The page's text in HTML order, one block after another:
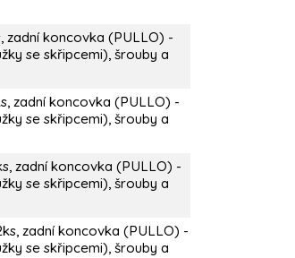
zadní koncovka (PULLO) -
se skřipcemi), šrouby a
zadní koncovka (PULLO) -
se skřipcemi), šrouby a
zadní koncovka (PULLO) -
se skřipcemi), šrouby a
zadní koncovka (PULLO) -
se skřipcemi), šrouby a